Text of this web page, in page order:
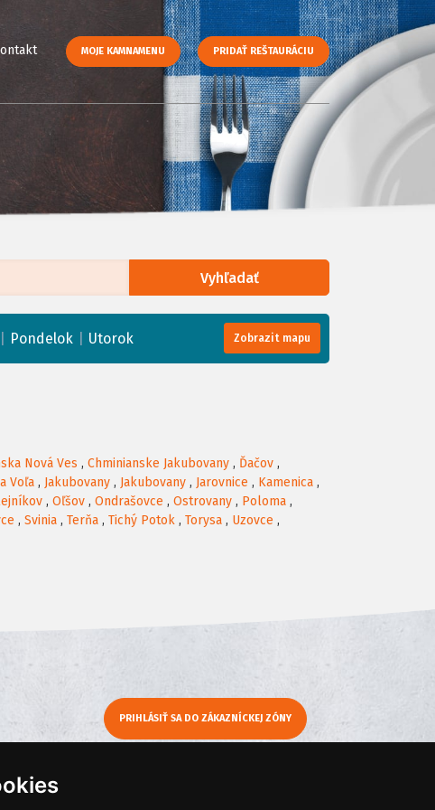
MOJE KAMNAMENU PRIDAŤ REŠTAURÁCIU
Vyhľadať
Pondelok Utorok Zobrazit mapu
Nová Ves , Chminianske Jakubovany , Ďačov ,
Voľa , Jakubovany , Jakubovany , Jarovnice , Kamenica ,
, Oľšov , Ondrašovce , Ostrovany , Poloma ,
, Svinia , Terňa , Tichý Potok , Torysa , Uzovce ,
PRIHLÁSIŤ SA DO ZÁKAZNÍCKEJ ZÓNY